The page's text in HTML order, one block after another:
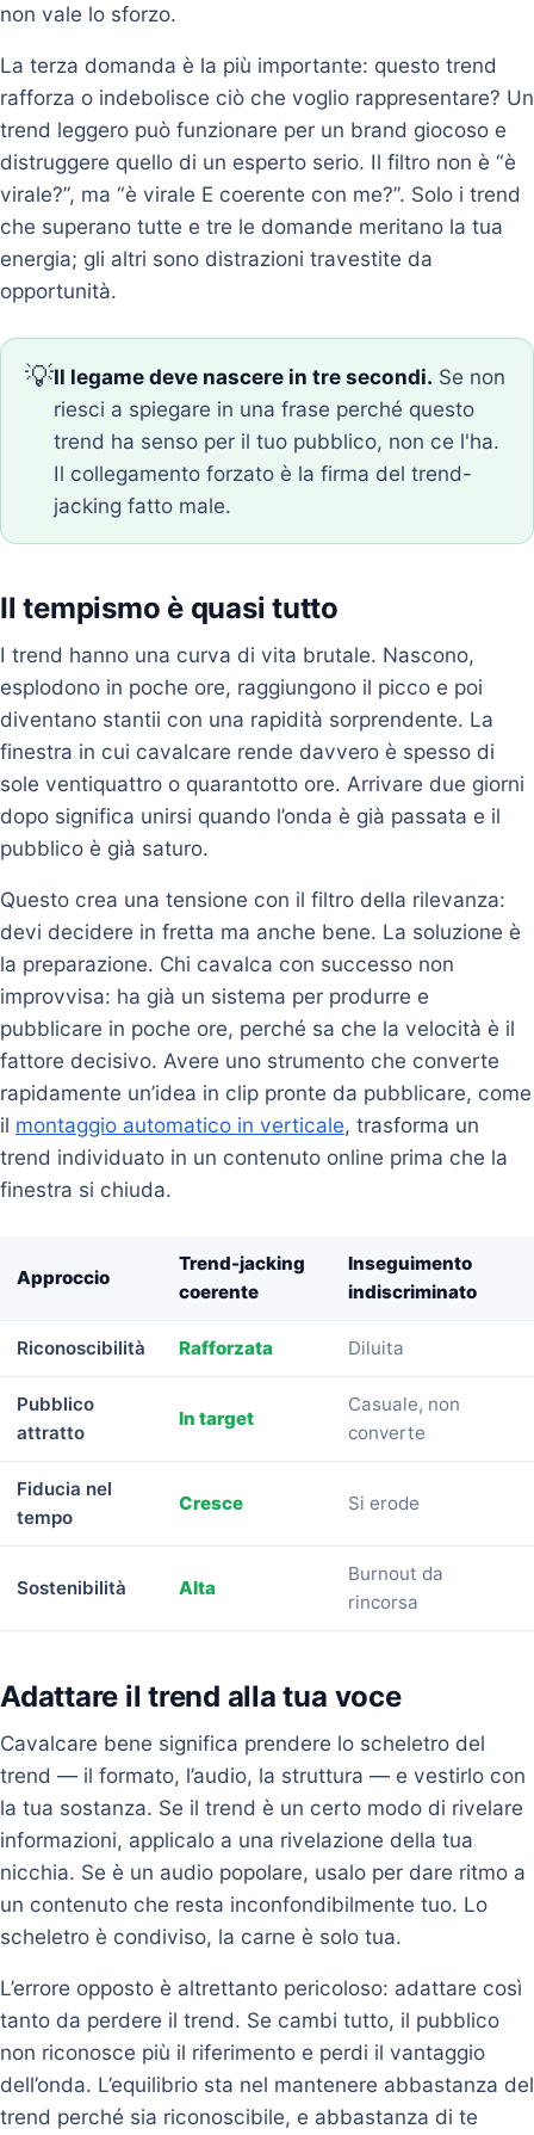
non vale lo sforzo.
La terza domanda è la più importante: questo trend
rafforza o indebolisce ciò che voglio rappresentare? Un
trend leggero può funzionare per un brand giocoso e
distruggere quello di un esperto serio. Il filtro non è “è
virale?”, ma “è virale E coerente con me?”. Solo i trend
che superano tutte e tre le domande meritano la tua
energia; gli altri sono distrazioni travestite da
opportunità.
💡Il legame deve nascere in tre secondi. Se non
riesci a spiegare in una frase perché questo
trend ha senso per il tuo pubblico, non ce l'ha.
Il collegamento forzato è la firma del trend-
jacking fatto male.
Il tempismo è quasi tutto
I trend hanno una curva di vita brutale. Nascono,
esplodono in poche ore, raggiungono il picco e poi
diventano stantii con una rapidità sorprendente. La
finestra in cui cavalcare rende davvero è spesso di
sole ventiquattro o quarantotto ore. Arrivare due giorni
dopo significa unirsi quando l’onda è già passata e il
pubblico è già saturo.
Questo crea una tensione con il filtro della rilevanza:
devi decidere in fretta ma anche bene. La soluzione è
la preparazione. Chi cavalca con successo non
improvvisa: ha già un sistema per produrre e
pubblicare in poche ore, perché sa che la velocità è il
fattore decisivo. Avere uno strumento che converte
rapidamente un’idea in clip pronte da pubblicare, come
il montaggio automatico in verticale, trasforma un
trend individuato in un contenuto online prima che la
finestra si chiuda.
Approccio
Trend-jacking
coerente
Inseguimento
indiscriminato
Riconoscibilità Rafforzata Diluita
Pubblico
attratto
In target
Casuale, non
converte
Fiducia nel
tempo
Cresce Si erode
Sostenibilità Alta
Burnout da
rincorsa
Adattare il trend alla tua voce
Cavalcare bene significa prendere lo scheletro del
trend — il formato, l’audio, la struttura — e vestirlo con
la tua sostanza. Se il trend è un certo modo di rivelare
informazioni, applicalo a una rivelazione della tua
nicchia. Se è un audio popolare, usalo per dare ritmo a
un contenuto che resta inconfondibilmente tuo. Lo
scheletro è condiviso, la carne è solo tua.
L’errore opposto è altrettanto pericoloso: adattare così
tanto da perdere il trend. Se cambi tutto, il pubblico
non riconosce più il riferimento e perdi il vantaggio
dell’onda. L’equilibrio sta nel mantenere abbastanza del
trend perché sia riconoscibile, e abbastanza di te